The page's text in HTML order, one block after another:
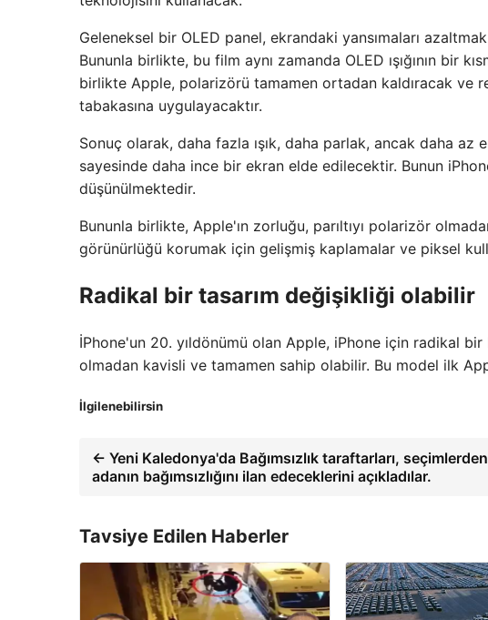
Geleneksel bir OLED panel, ekrandaki yansımaları
Bununla birlikte, bu film aynı zamanda OLED ışığının bir
birlikte Apple, polarizörü tamamen ortadan kaldıracak ve
tabakasına uygulayacaktır.
Sonuç olarak, daha fazla ışık, daha parlak, ancak daha
sayesinde daha ince bir ekran elde edilecektir. Bunun
düşünülmektedir.
Bununla birlikte, Apple'ın zorluğu, parıltıyı polarizör
görünürlüğü korumak için gelişmiş kaplamalar ve piksel
Radikal bir tasarım değişikliği olabilir
İPhone'un 20. yıldönümü olan Apple, iPhone için radikal
olmadan kavisli ve tamamen sahip olabilir. Bu model ilk
İlgilenebilirsin
← Yeni Kaledonya'da Bağımsızlık taraftarları,
adanın bağımsızlığını ilan edeceklerini açıkladılar.
Tavsiye Edilen Haberler